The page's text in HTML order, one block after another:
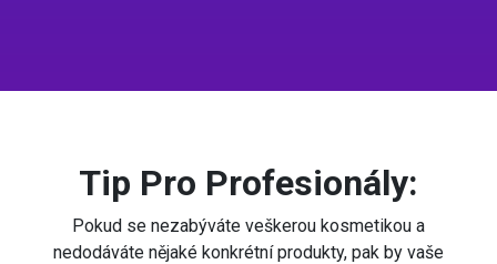
Tip Pro Profesionály:
Pokud se nezabýváte veškerou kosmetikou a
nedodáváte nějaké konkrétní produkty, pak by vaše